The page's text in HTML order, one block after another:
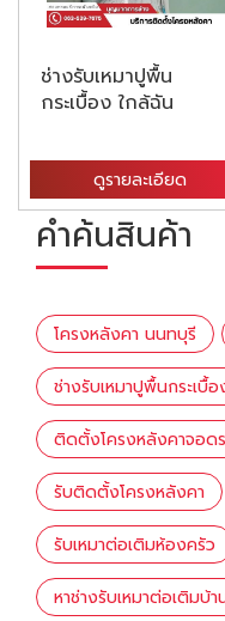
ช่างรับเหมาปูพื้น
กระเบื้อง ใกล้ฉัน
ดูรายละเอียด
คำค้นสินค้า
โครงหลังคา นนทบุรี
ช่างรับเหมาปูพื้นกระเบื้
ติดตั้งโครงหลังคาจอด
รับติดตั้งโครงหลังคา
รับเหมาต่อเติมห้องครัว
หาช่างรับเหมาต่อเติมบ้